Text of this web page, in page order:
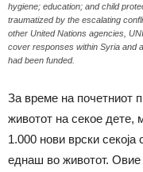
hygiene; education; and child
traumatized by the escalating
other United Nations agencies,
cover responses within Syria and
had been funded.
За време на почетниот
животот на секое дете,
1.000 нови врски
еднаш во животот. Овие